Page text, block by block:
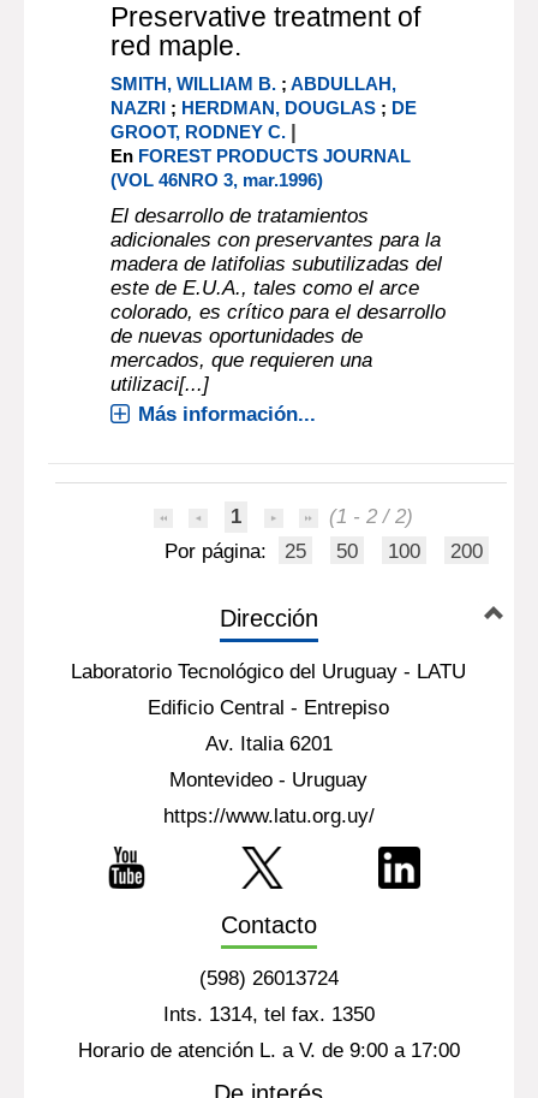
Preservative treatment of
red maple.
SMITH, WILLIAM B. ;ABDULLAH,
NAZRI ; HERDMAN, DOUGLAS ; DE
GROOT, RODNEY C. |
En FOREST PRODUCTS JOURNAL
(VOL 46NRO 3, mar.1996)
El desarrollo de tratamientos
adicionales con preservantes para la
madera de latifolias subutilizadas del
este de E.U.A., tales como el arce
colorado, es crítico para el desarrollo
de nuevas oportunidades de
mercados, que requieren una
utilizaci[...]
Más información...
1
(1 - 2 / 2)
Por página:
25 50 100 200
Dirección
Laboratorio Tecnológico del Uruguay - LATU
Edificio Central - Entrepiso
Av. Italia 6201
Montevideo - Uruguay
https://www.latu.org.uy/
Contacto
(598) 26013724
Ints. 1314, tel fax. 1350
Horario de atención L. a V. de 9:00 a 17:00